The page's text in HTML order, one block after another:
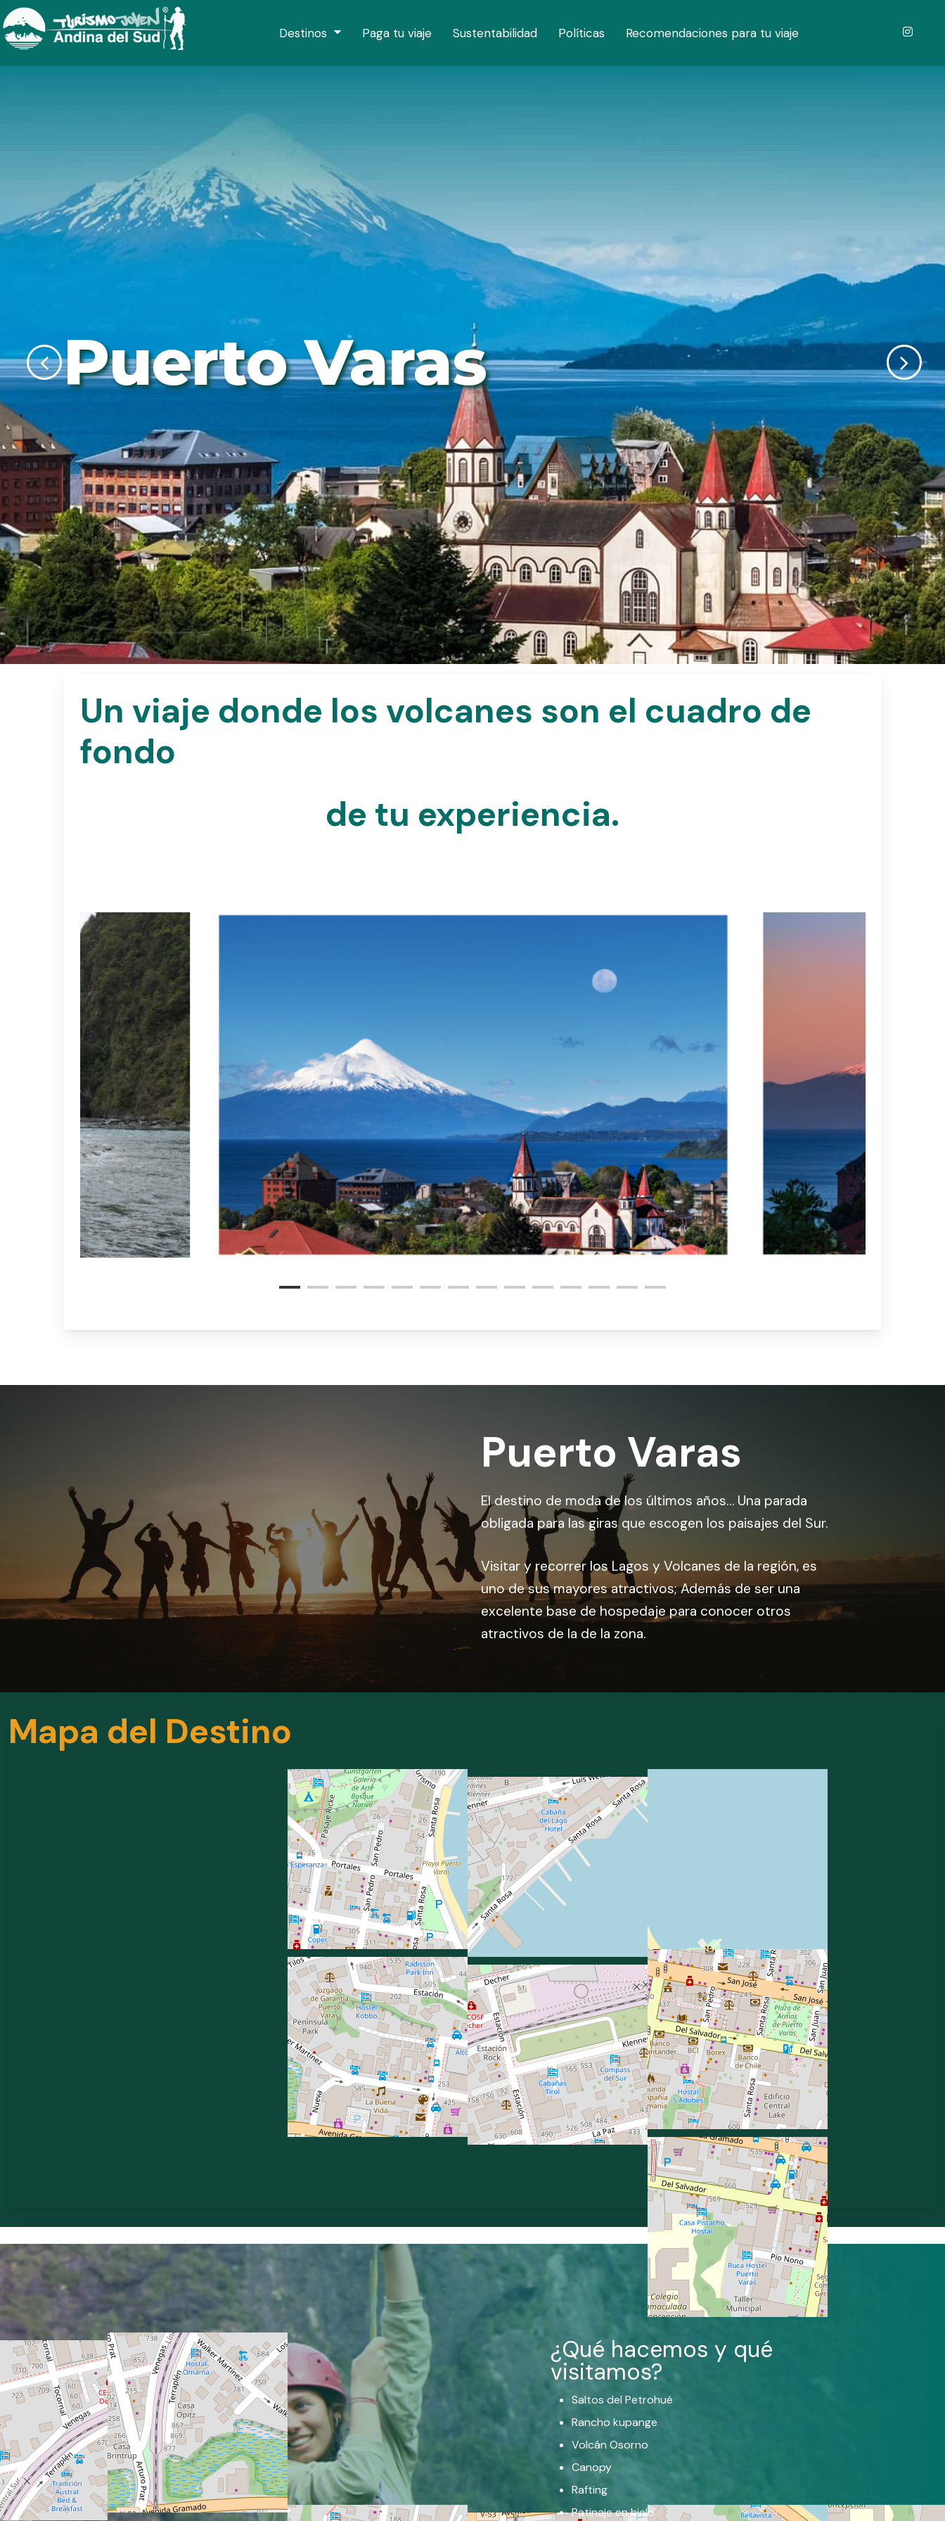
Destinos Paga tu viaje Sustentabilidad Políticas Recomendaciones para tu viaje
Puerto Varas
Un viaje donde los volcanes son el cuadro de
fondo
de tu experiencia.
Puerto Varas
El destino de moda de los últimos años… Una parada
obligada para las giras que escogen los paisajes del Sur.
Visitar y recorrer los Lagos y Volcanes de la región, es
uno de sus mayores atractivos; Además de ser una
excelente base de hospedaje para conocer otros
atractivos de la de la zona.
Mapa del Destino
¿Qué hacemos y qué
visitamos?
Saltos del Petrohué
Rancho kupange
Volcán Osorno
Canopy
Rafting
Patinaje en hielo